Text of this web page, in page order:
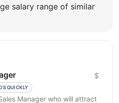
salary range of similar
QUICKLY
$
Manager who will attract